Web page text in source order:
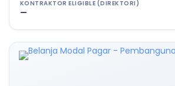
KONTRAKTOR ELIGIBLE (DIREKTORI)
—